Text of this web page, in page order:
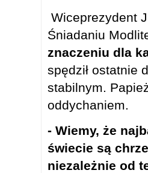
Wiceprezydent
Śniadaniu
znaczeniu dla
spędził ostatnie
stabilnym.
oddychaniem.
- Wiemy, że
świecie są
niezależnie od